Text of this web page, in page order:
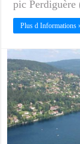
pic
Plus d Informations